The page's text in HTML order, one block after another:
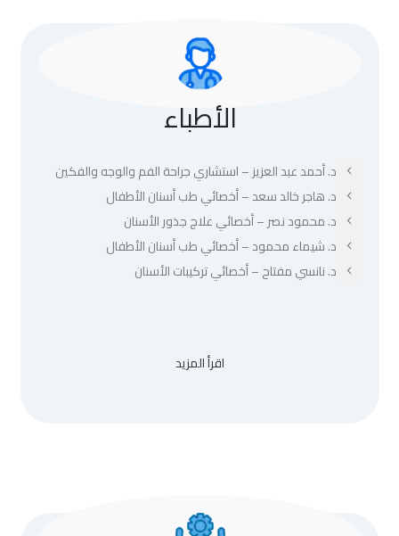
الأطباء
د. أحمد عبد العزيز – استشاري جراحة الفم والوجه والفكين
د. هاجر خالد سعد – أخصائي طب أسنان الأطفال
د. محمود نصر – أخصائي علاج جذور الأسنان
د. شيماء محمود – أخصائي طب أسنان الأطفال
د. نانسي مفتاح – أخصائي تركيبات الأسنان
اقرأ المزيد